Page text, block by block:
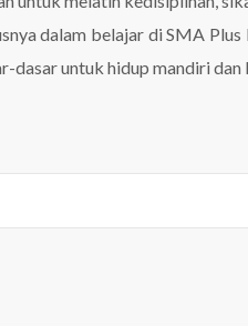
dalam belajar di SMA
dasar untuk hidup mandiri